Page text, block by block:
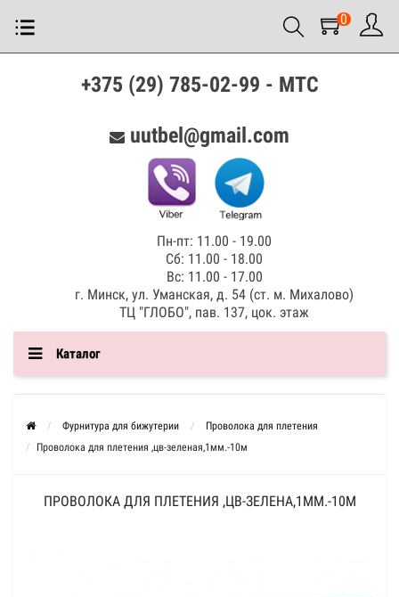
0
+375 (29) 785-02-99 - МТС
uutbel@gmail.com
Пн-пт: 11.00 - 19.00
Сб: 11.00 - 18.00
Вс: 11.00 - 17.00
г. Минск, ул. Уманская, д. 54 (ст. м. Михалово)
ТЦ "ГЛОБО", пав. 137, цок. этаж
Каталог
Фурнитура для бижутерии
Проволока для плетения
Проволока для плетения ,цв-зеленая,1мм.-10м
ПРОВОЛОКА ДЛЯ ПЛЕТЕНИЯ ,ЦВ-ЗЕЛЕНА,1ММ.-10М